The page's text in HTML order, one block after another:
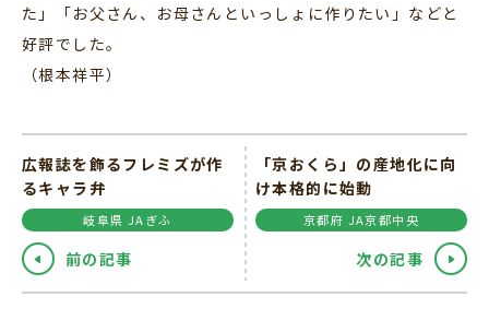
た」「お父さん、お母さんといっしょに作りたい」などと
好評でした。
（根本祥平）
広報誌を飾るフレミズが作
るキャラ弁
岐阜県 JAぎふ
前の記事
「京おくら」の産地化に向
け本格的に始動
京都府 JA京都中央
次の記事